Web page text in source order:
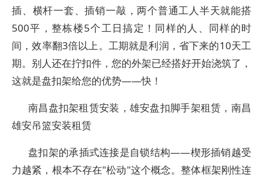
插、横杆一套、插销一敲，两个普通工人半天就能搭
500平，整栋楼5个工日搞定！同样的人、同样的时
间，效率翻3倍以上。工期就是利润，省下来的10天工
期。别人还在拧扣件，您的外架已经搭好开始浇筑了，
这就是盘扣架给您的优势——快！
南昌盘扣架租赁安装，雄安盘扣脚手架租赁，南昌
雄安吊篮安装租赁
盘扣架的承插式连接是自锁结构——楔形插销越受
力越紧，根本不存在"松动"这个概念。整体框架刚性连